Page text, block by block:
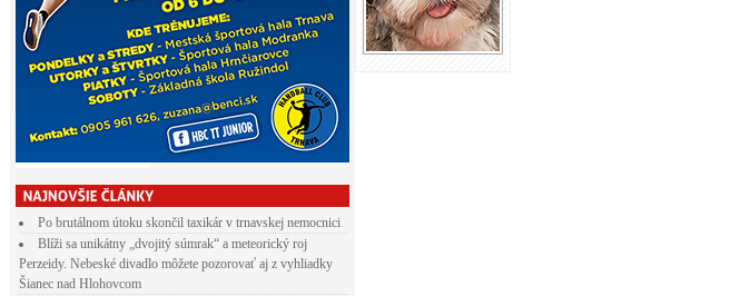
Po brutálnom útoku skončil taxikár v trnavskej nemocnici
Blíži sa unikátny „dvojitý súmrak“ a meteorický roj
Perzeidy. Nebeské divadlo môžete pozorovať aj z vyhliadky
Šianec nad Hlohovcom